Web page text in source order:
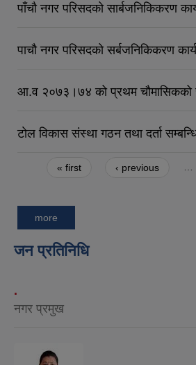
पाँचौ नगर परिसदको सार्बजनिकिकरण
पाचौ नगर परिसदको सर्बजनिकिकरण
आ.व २०७३।७४ को प्रथम चौमासिकको
टाेल विकास संस्था गठन तथा दर्ता
Pages
« first ‹ previous …
more
जन प्रतिनिधि
.
नगर प्रमुख